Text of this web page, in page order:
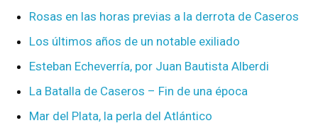
Rosas en las horas previas a la derrota de Caseros
Los últimos años de un notable exiliado
Esteban Echeverría, por Juan Bautista Alberdi
La Batalla de Caseros – Fin de una época
Mar del Plata, la perla del Atlántico